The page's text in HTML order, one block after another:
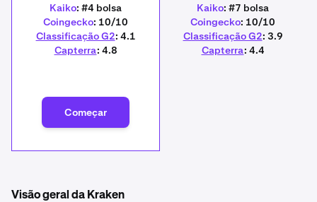
Kaiko: #4 bolsa
Coingecko: 10/10
Classificação G2: 4.1
Capterra: 4.8
Kaiko: #7 bolsa
Coingecko: 10/10
Classificação G2: 3.9
Capterra: 4.4
Começar
Visão geral da Kraken